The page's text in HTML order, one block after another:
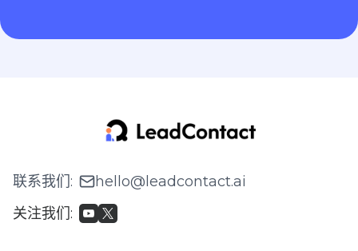
联系我们:
hello@leadcontact.ai
关注我们: